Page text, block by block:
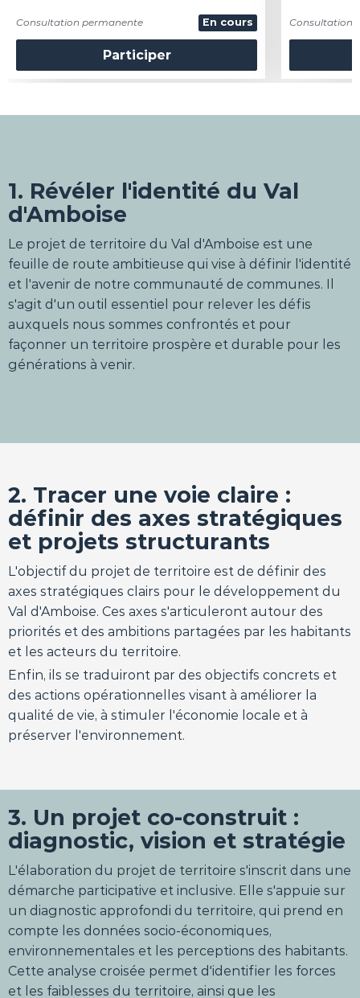
Consultation permanente En cours
Participer
Consultation
1. Révéler l'identité du Val
d'Amboise
Le projet de territoire du Val d'Amboise est une
feuille de route ambitieuse qui vise à définir l'identité
et l'avenir de notre communauté de communes. Il
s'agit d'un outil essentiel pour relever les défis
auxquels nous sommes confrontés et pour
façonner un territoire prospère et durable pour les
générations à venir.
2. Tracer une voie claire :
définir des axes stratégiques
et projets structurants
L'objectif du projet de territoire est de définir des
axes stratégiques clairs pour le développement du
Val d'Amboise. Ces axes s'articuleront autour des
priorités et des ambitions partagées par les habitants
et les acteurs du territoire.
Enfin, ils se traduiront par des objectifs concrets et
des actions opérationnelles visant à améliorer la
qualité de vie, à stimuler l'économie locale et à
préserver l'environnement.
3. Un projet co-construit :
diagnostic, vision et stratégie
L'élaboration du projet de territoire s'inscrit dans une
démarche participative et inclusive. Elle s'appuie sur
un diagnostic approfondi du territoire, qui prend en
compte les données socio-économiques,
environnementales et les perceptions des habitants.
Cette analyse croisée permet d'identifier les forces
et les faiblesses du territoire, ainsi que les